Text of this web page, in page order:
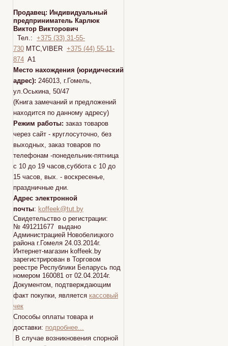
Продавец: Индивидуальный
предприниматель Карлюк
Виктор Викторович
Тел.: +375 (33) 31-55-
730 МТС,VIBER +375 (44) 55-11-
874 A1
Место нахождения (юридический
адрес): 246013, г.Гомель,
ул.Оськина, 50/47
(Книга замечаний и предложений
находится по данному адресу)
Режим работы: заказ товаров
через сайт - круглосуточно, без
выходных, заказ товаров по
телефонам -понедельник-пятница
с 10 до 19 часов,суббота с 10 до
15 часов, вых. - воскресенье,
праздничные дни.
Адрес электронной
почты: koffeek@tut.by
Свидетельство о регистрации:
№ 491211677 выдано
Администрацией Новобелицкого
района г.Гомеля 24.03.2014г.
Интернет-магазин koffeek.by
зарегистрирован в Торговом
реестре Республики Беларусь под
номером 160081 от 02.04.2014г.
Документом, подтверждающим
факт покупки, является кассовый
чек
Способы оплаты товара и
доставки: подробнее...
В случае возникновения спорной